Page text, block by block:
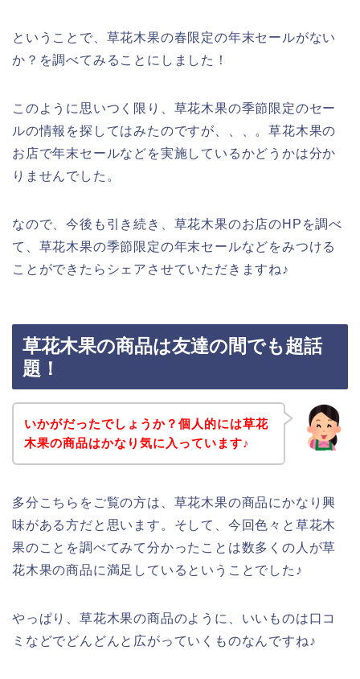
ということで、草花木果の春限定の年末セールがない
か？を調べてみることにしました！
このように思いつく限り、草花木果の季節限定のセー
ルの情報を探してはみたのですが、、、。草花木果の
お店で年末セールなどを実施しているかどうかは分か
りませんでした。
なので、今後も引き続き、草花木果のお店のHPを調べ
て、草花木果の季節限定の年末セールなどをみつける
ことができたらシェアさせていただきますね♪
草花木果の商品は友達の間でも超話
題！
いかがだったでしょうか？個人的には草花
木果の商品はかなり気に入っています♪
多分こちらをご覧の方は、草花木果の商品にかなり興
味がある方だと思います。そして、今回色々と草花木
果のことを調べてみて分かったことは数多くの人が草
花木果の商品に満足しているということでした♪
やっぱり、草花木果の商品のように、いいものは口コ
ミなどでどんどんと広がっていくものなんですね♪